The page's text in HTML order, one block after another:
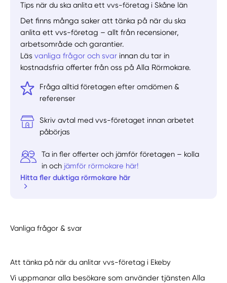
Tips när du ska anlita ett vvs-företag i Skåne län
Det finns många saker att tänka på när du ska
anlita ett vvs-företag – allt från recensioner,
arbetsområde och garantier.
Läsvanliga frågor och svar innan du tar in
kostnadsfria offerter från oss på Alla Rörmokare.
Fråga alltid företagen efter omdömen &
referenser
Skriv avtal med vvs-företaget innan arbetet
påbörjas
Ta in fler offerter och jämför företagen – kolla
in och jämför rörmokare här!
Hitta fler duktiga rörmokare här
Vanliga frågor & svar
Att tänka på när du anlitar vvs-företag i Ekeby
Vi uppmanar alla besökare som använder tjänsten Alla